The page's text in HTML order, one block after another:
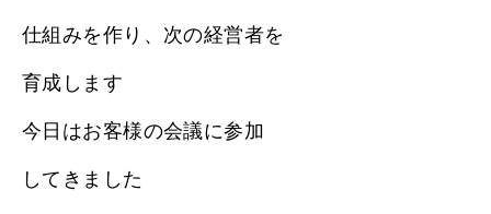
仕組みを作り、次の経営者を
育成します
今日はお客様の会議に参加
してきました